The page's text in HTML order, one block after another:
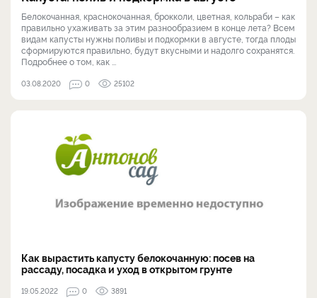
Белокочанная, краснокочанная, брокколи, цветная, кольраби – как
правильно ухаживать за этим разнообразием в конце лета? Всем
видам капусты нужны поливы и подкормки в августе, тогда плоды
сформируются правильно, будут вкусными и надолго сохранятся.
Подробнее о том, как ...
03.08.2020 0 25102
Как вырастить капусту белокочанную: посев на
рассаду, посадка и уход в открытом грунте
19.05.2022 0 3891